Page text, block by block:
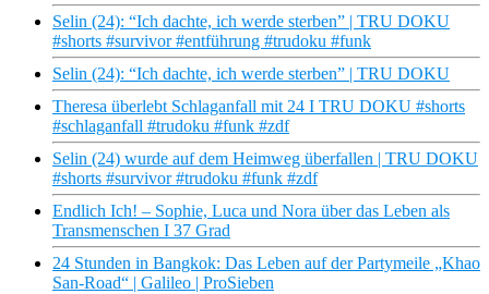
Selin (24): “Ich dachte, ich werde sterben” | TRU DOKU
#shorts #survivor #entführung #trudoku #funk
Selin (24): “Ich dachte, ich werde sterben” | TRU DOKU
Theresa überlebt Schlaganfall mit 24 I TRU DOKU #shorts
#schlaganfall #trudoku #funk #zdf
Selin (24) wurde auf dem Heimweg überfallen | TRU DOKU
#shorts #survivor #trudoku #funk #zdf
Endlich Ich! – Sophie, Luca und Nora über das Leben als
Transmenschen I 37 Grad
24 Stunden in Bangkok: Das Leben auf der Partymeile „Khao
San-Road“ | Galileo | ProSieben